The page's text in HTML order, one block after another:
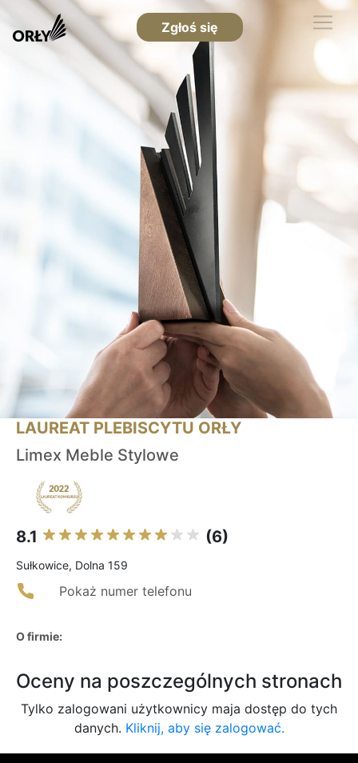
Zgłoś się
LAUREAT PLEBISCYTU ORŁY
Limex Meble Stylowe
8.1 (6)
Sułkowice, Dolna 159
Pokaż numer telefonu
O firmie:
Oceny na poszczególnych stronach
Tylko zalogowani użytkownicy maja dostęp do tych
danych. Kliknij, aby się zalogować.